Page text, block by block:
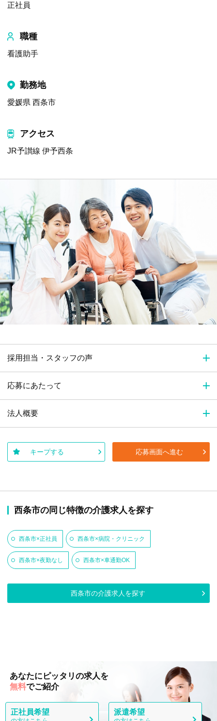
正社員
職種
看護助手
勤務地
愛媛県 西条市
アクセス
JR予讃線 伊予西条
採用担当・スタッフの声
応募にあたって
法人概要
キープする 応募画面へ進む
西条市の同じ特徴の介護求人を探す
西条市×正社員 西条市×病院・クリニック
西条市×夜勤なし 西条市×車通勤OK
西条市の介護求人を探す
あなたにピッタリの求人を
無料でご紹介
正社員希望 派遣希望